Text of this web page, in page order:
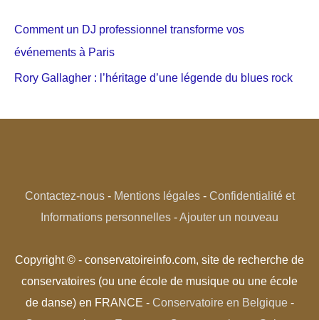
Comment un DJ professionnel transforme vos
événements à Paris
Rory Gallagher : l’héritage d’une légende du blues rock
Contactez-nous- Mentions légales- Confidentialité et
Informations personnelles -Ajouter un nouveau
Copyright © - conservatoireinfo.com, site de recherche de
conservatoires (ou une école de musique ou une école
de danse) en FRANCE - Conservatoire en Belgique-